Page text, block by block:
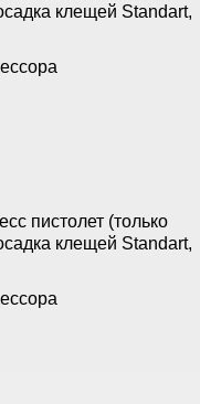
клещей Standart,
пистолет (только
клещей Standart,